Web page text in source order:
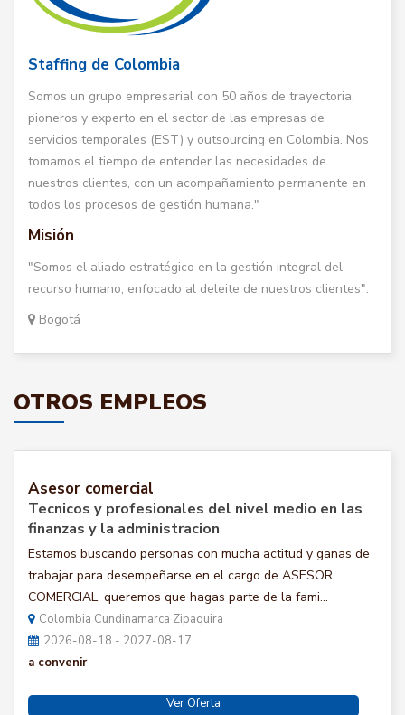
Staffing de Colombia
Somos un grupo empresarial con 50 años de trayectoria,
pioneros y experto en el sector de las empresas de
servicios temporales (EST) y outsourcing en Colombia. Nos
tomamos el tiempo de entender las necesidades de
nuestros clientes, con un acompañamiento permanente en
todos los procesos de gestión humana."
Misión
"Somos el aliado estratégico en la gestión integral del
recurso humano, enfocado al deleite de nuestros clientes".
Bogotá
OTROS EMPLEOS
Asesor comercial
Tecnicos y profesionales del nivel medio en las
finanzas y la administracion
Estamos buscando personas con mucha actitud y ganas de
trabajar para desempeñarse en el cargo de ASESOR
COMERCIAL, queremos que hagas parte de la fami...
Colombia Cundinamarca Zipaquira
2026-08-18 - 2027-08-17
a convenir
Ver Oferta